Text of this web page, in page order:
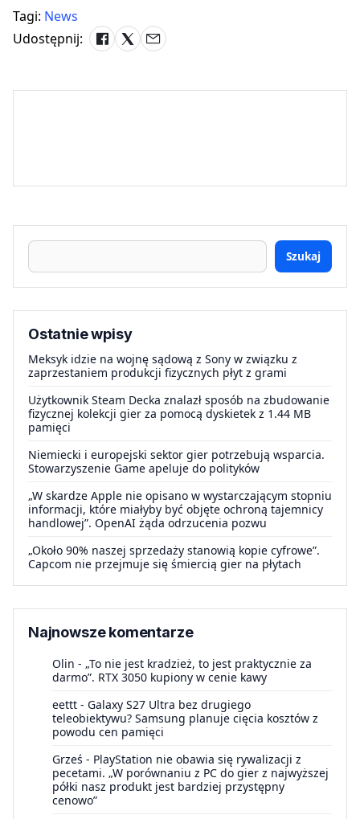
Tagi: News
Udostępnij:
Szukaj
Ostatnie wpisy
Meksyk idzie na wojnę sądową z Sony w związku z
zaprzestaniem produkcji fizycznych płyt z grami
Użytkownik Steam Decka znalazł sposób na zbudowanie
fizycznej kolekcji gier za pomocą dyskietek z 1.44 MB
pamięci
Niemiecki i europejski sektor gier potrzebują wsparcia.
Stowarzyszenie Game apeluje do polityków
„W skardze Apple nie opisano w wystarczającym stopniu
informacji, które miałyby być objęte ochroną tajemnicy
handlowej”. OpenAI żąda odrzucenia pozwu
„Około 90% naszej sprzedaży stanowią kopie cyfrowe”.
Capcom nie przejmuje się śmiercią gier na płytach
Najnowsze komentarze
Olin - „To nie jest kradzież, to jest praktycznie za
darmo”. RTX 3050 kupiony w cenie kawy
eettt - Galaxy S27 Ultra bez drugiego
teleobiektywu? Samsung planuje cięcia kosztów z
powodu cen pamięci
Grześ - PlayStation nie obawia się rywalizacji z
pecetami. „W porównaniu z PC do gier z najwyższej
półki nasz produkt jest bardziej przystępny
cenowo”